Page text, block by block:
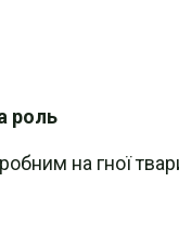
роль
на гної